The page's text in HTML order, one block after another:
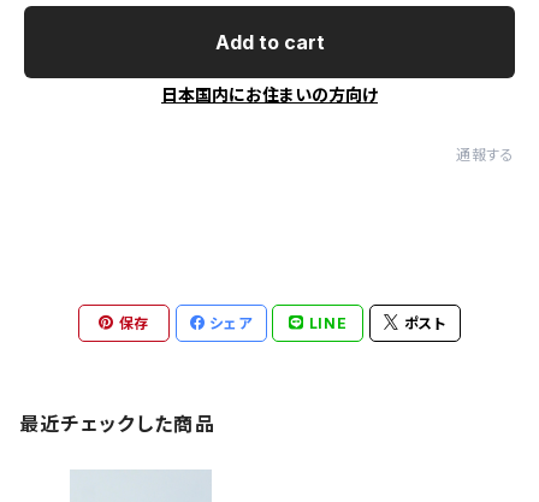
Add to cart
日本国内にお住まいの方向け
通報する
保存 シェア LINE ポスト
最近チェックした商品